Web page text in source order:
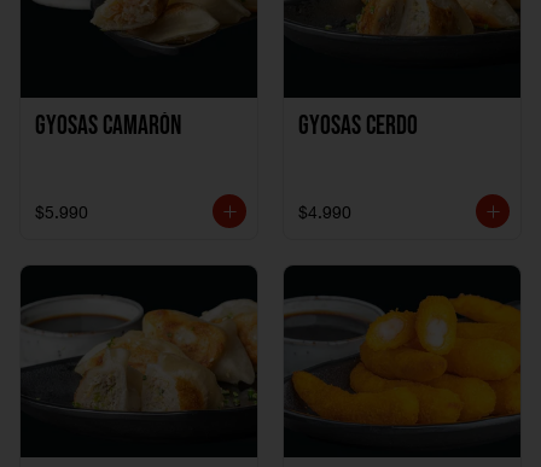
Gyosas Camarón
$5.990
Gyosas Cerdo
$4.990